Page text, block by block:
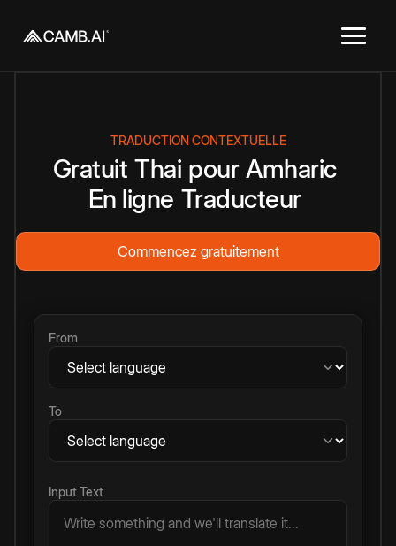
TRADUCTION CONTEXTUELLE
Gratuit Thai pour Amharic
En ligne Traducteur
Commencez gratuitement
From
To
Input Text